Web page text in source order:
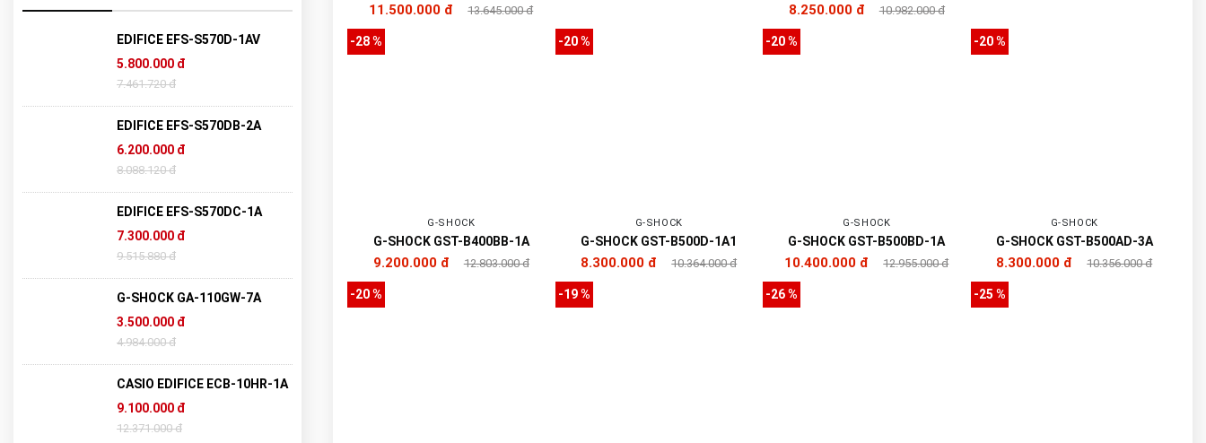
EDIFICE EFS-S570D-1AV
5.800.000 đ
7.461.720 đ
EDIFICE EFS-S570DB-2A
6.200.000 đ
8.088.120 đ
EDIFICE EFS-S570DC-1A
7.300.000 đ
9.515.880 đ
G-SHOCK GA-110GW-7A
3.500.000 đ
4.984.000 đ
CASIO EDIFICE ECB-10HR-1A
9.100.000 đ
12.371.000 đ
11.500.000 đ 13.645.000 đ 8.250.000 đ 10.982.000 đ
-28 %
G-SHOCK
G-SHOCK GST-B400BB-1A
9.200.000 đ 12.803.000 đ
-20 %
G-SHOCK
G-SHOCK GST-B500D-1A1
8.300.000 đ 10.364.000 đ
-20 %
G-SHOCK
G-SHOCK GST-B500BD-1A
10.400.000 đ 12.955.000 đ
-20 %
G-SHOCK
G-SHOCK GST-B500AD-3A
8.300.000 đ 10.356.000 đ
-20 % -19 % -26 % -25 %